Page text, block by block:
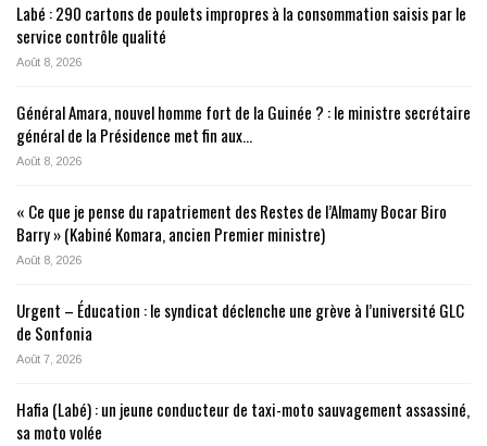
Labé : 290 cartons de poulets impropres à la consommation saisis par le
service contrôle qualité
Août 8, 2026
Général Amara, nouvel homme fort de la Guinée ? : le ministre secrétaire
général de la Présidence met fin aux…
Août 8, 2026
« Ce que je pense du rapatriement des Restes de l’Almamy Bocar Biro
Barry » (Kabiné Komara, ancien Premier ministre)
Août 8, 2026
Urgent – Éducation : le syndicat déclenche une grève à l’université GLC
de Sonfonia
Août 7, 2026
Hafia (Labé) : un jeune conducteur de taxi-moto sauvagement assassiné,
sa moto volée